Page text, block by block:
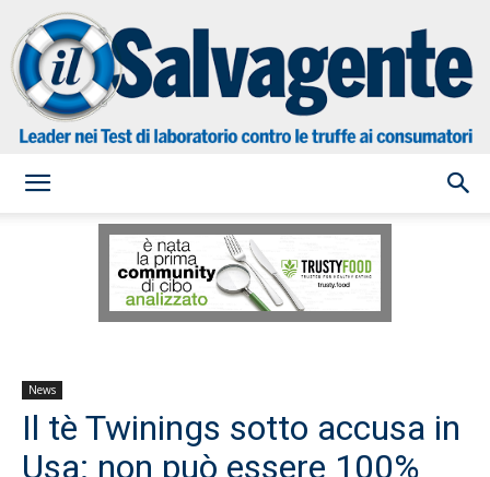
Salvagente
News
Il tè Twinings sotto accusa in
Usa: non può essere 100%